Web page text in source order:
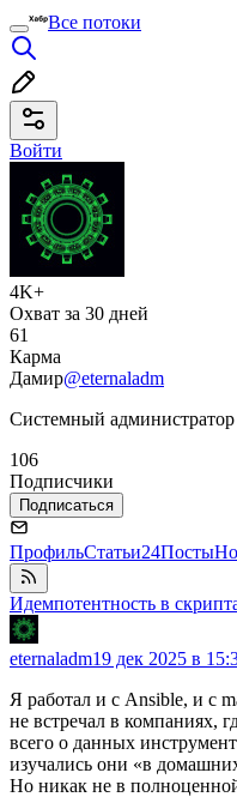
Все потоки
Войти
4K+
Охват за 30 дней
61
Карма
Дамир@eternaladm
Системный администратор
106
Подписчики
Подписаться
ПрофильСтатьи24Посты
Идемпотентность в
eternaladm19 дек 2025 в
Я работал и с Ansible, и с
не встречал в компаниях,
всего о данных
изучались они «в
Но никак не в